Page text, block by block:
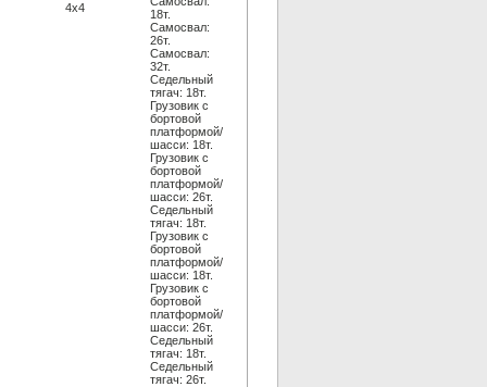
4x4
18т.
Самосвал:
26т.
Самосвал:
32т.
Седельный
тягач: 18т.
Грузовик c
бортовой
платформой/
шасси: 18т.
Грузовик c
бортовой
платформой/
шасси: 26т.
Седельный
тягач: 18т.
Грузовик c
бортовой
платформой/
шасси: 18т.
Грузовик c
бортовой
платформой/
шасси: 26т.
Седельный
тягач: 18т.
Седельный
тягач: 26т.